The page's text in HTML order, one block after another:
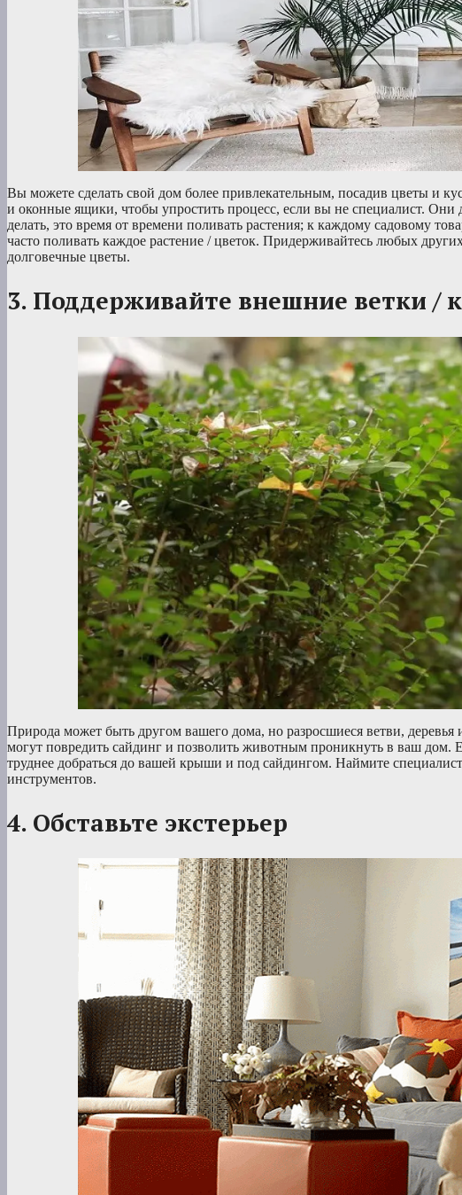
Вы можете сделать свой дом более привлекательным, посадив цветы и
и оконные ящики, чтобы упростить процесс, если вы не специалист.
делать, это время от времени поливать растения; к каждому садовому
часто поливать каждое растение / цветок. Придерживайтесь любых
долговечные цветы.
3. Поддерживайте внешние ветки /
Природа может быть другом вашего дома, но разросшиеся ветви, деревья
могут повредить сайдинг и позволить животным проникнуть в ваш дом.
труднее добраться до вашей крыши и под сайдингом. Наймите
инструментов.
4. Обставьте экстерьер